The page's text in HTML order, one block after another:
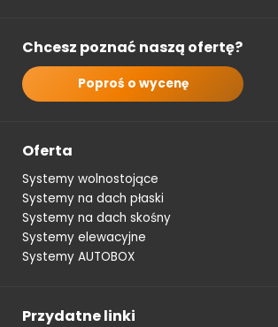
Chcesz poznać naszą ofertę?
Poproś o wycenę
Oferta
Systemy wolnostojące
Systemy na dach płaski
Systemy na dach skośny
Systemy elewacyjne
Systemy AUTOBOX
Przydatne linki